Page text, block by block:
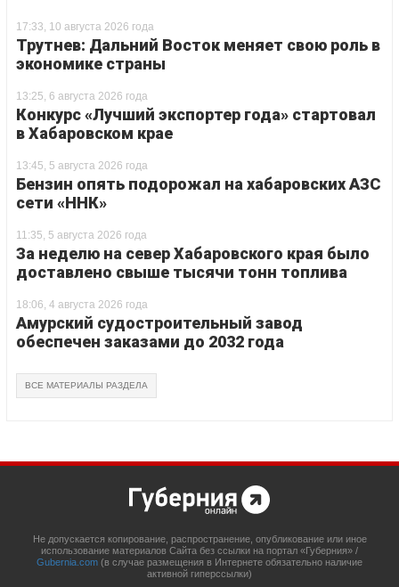
17:33, 10 августа 2026 года
Трутнев: Дальний Восток меняет свою роль в
экономике страны
13:25, 6 августа 2026 года
Конкурс «Лучший экспортер года» стартовал
в Хабаровском крае
13:45, 5 августа 2026 года
Бензин опять подорожал на хабаровских АЗС
сети «ННК»
11:35, 5 августа 2026 года
За неделю на север Хабаровского края было
доставлено свыше тысячи тонн топлива
18:06, 4 августа 2026 года
Амурский судостроительный завод
обеспечен заказами до 2032 года
ВСЕ МАТЕРИАЛЫ РАЗДЕЛА
Не допускается копирование, распространение, опубликование или иное
использование материалов Сайта без ссылки на портал «Губерния» /
Gubernia.com (в случае размещения в Интернете обязательно наличие
активной гиперссылки)